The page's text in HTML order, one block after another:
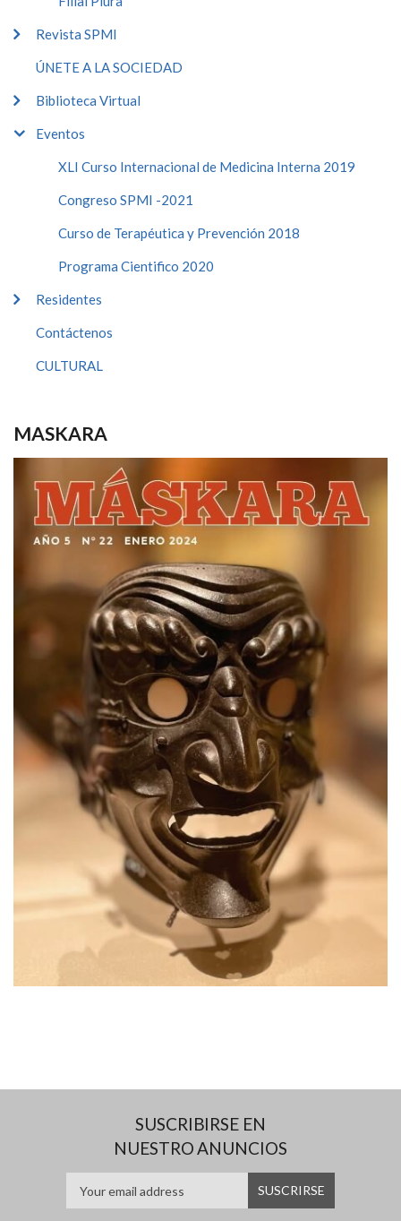
Revista SPMI
ÚNETE A LA SOCIEDAD
Biblioteca Virtual
Eventos
XLI Curso Internacional de Medicina Interna 2019
Congreso SPMI -2021
Curso de Terapéutica y Prevención 2018
Programa Cientifico 2020
Residentes
Contáctenos
CULTURAL
MASKARA
SUSCRIBIRSE EN
NUESTRO ANUNCIOS